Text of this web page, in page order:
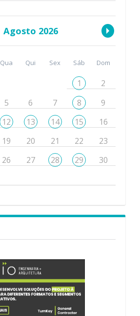
Agosto 2026
Qua Qui Sex Sáb Dom
1
2
5 6 7 8
9
12 13 14 15
16
19 20 21 22
23
26 27 28 29
30